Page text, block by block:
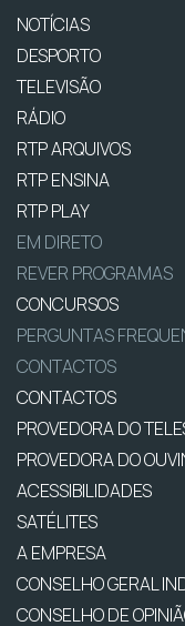
NOTÍCIAS
DESPORTO
TELEVISÃO
RÁDIO
RTP ARQUIVOS
RTP ENSINA
RTP PLAY
EM DIRETO
REVER PROGRAMAS
CONCURSOS
PERGUNTAS
CONTACTOS
CONTACTOS
PROVEDORA DO
PROVEDORA DO
ACESSIBILIDADES
SATÉLITES
A EMPRESA
CONSELHO GERAL
CONSELHO DE